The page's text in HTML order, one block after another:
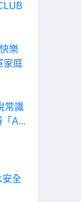
樂
家庭
常識
A...
安全